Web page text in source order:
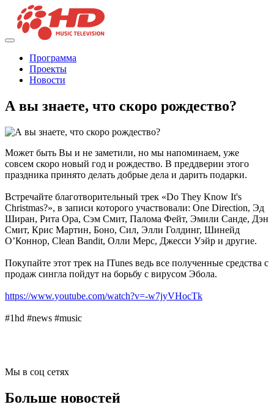
Программа
Проекты
Новости
А вы знаете, что скоро рождество?
Может быть Вы и не заметили, но мы напоминаем, уже
совсем скоро новый год и рождество. В преддверии этого
праздника принято делать добрые дела и дарить подарки.
Встречайте благотворительный трек «Do They Know It's
Christmas?», в записи которого участвовали: One Direction, Эд
Ширан, Рита Ора, Сэм Смит, Палома Фейт, Эмили Санде, Дэн
Смит, Крис Мартин, Боно, Сил, Элли Голдинг, Шинейд
О’Коннор, Clean Bandit, Олли Мерс, Джесси Уэйр и другие.
Покупайте этот трек на ITunes ведь все полученные средства с
продаж сингла пойдут на борьбу с вирусом Эбола.
https://www.youtube.com/watch?v=-w7jyVHocTk
#1hd #news #music
Мы в соц сетях
Больше новостей